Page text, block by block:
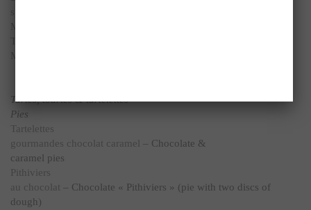
Tartes, tourtes & tartelettes
Pies
Tartelettes
gourmandes chocolat caramel – Chocolate &
caramel pies
Pithiviers
au chocolat – Chocolate « Pithiviers » (pie with two discs of
dough)